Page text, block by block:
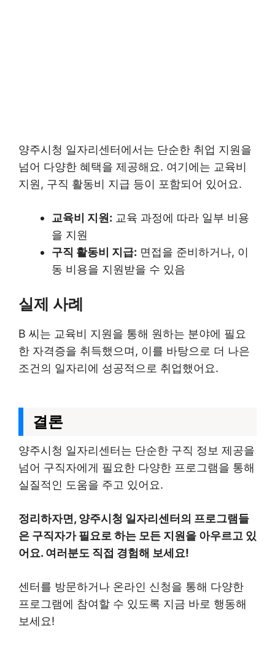
양주시청 일자리센터에서는 단순한 취업 지원을
넘어 다양한 혜택을 제공해요. 여기에는 교육비
지원, 구직 활동비 지급 등이 포함되어 있어요.
교육비 지원: 교육 과정에 따라 일부 비용
을 지원
구직 활동비 지급: 면접을 준비하거나, 이
동 비용을 지원받을 수 있음
실제 사례
B 씨는 교육비 지원을 통해 원하는 분야에 필요
한 자격증을 취득했으며, 이를 바탕으로 더 나은
조건의 일자리에 성공적으로 취업했어요.
결론
양주시청 일자리센터는 단순한 구직 정보 제공을
넘어 구직자에게 필요한 다양한 프로그램을 통해
실질적인 도움을 주고 있어요.
정리하자면, 양주시청 일자리센터의 프로그램들
은 구직자가 필요로 하는 모든 지원을 아우르고 있
어요. 여러분도 직접 경험해 보세요!
센터를 방문하거나 온라인 신청을 통해 다양한
프로그램에 참여할 수 있도록 지금 바로 행동해
보세요!